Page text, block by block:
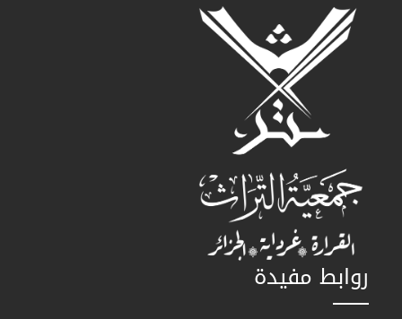
روابط مفيدة